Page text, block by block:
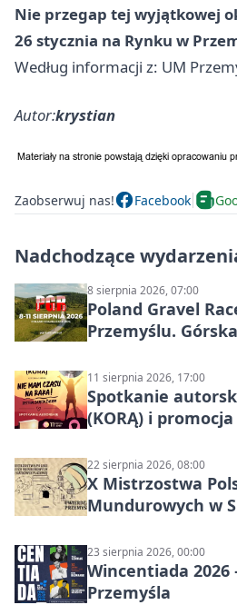
Nie przegap tej wyjątkowej
26 stycznia na Rynku w
Według informacji z: UM
Autor:krystian
Zaobserwuj nas! Facebook
Nadchodzące
8 sierpnia 2026, 07:00
Poland Gravel
Przemyślu.
11 sierpnia 2026, 17:00
Spotkanie
(KORĄ) i
22 sierpnia 2026, 08:00
X Mistrzostwa
Mundurowych w
23 sierpnia 2026, 00:00
Wincentiada 2026
Przemyśla